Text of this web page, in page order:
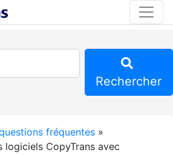
Rechercher
fréquentes »
logiciels CopyTrans avec